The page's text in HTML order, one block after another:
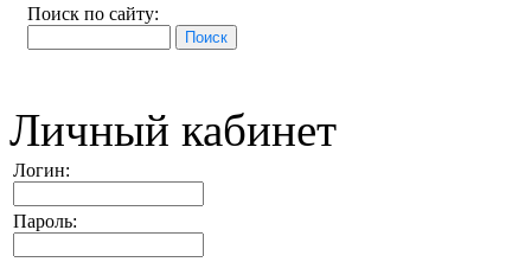
Поиск по сайту:
Личный кабинет
Логин:
Пароль: